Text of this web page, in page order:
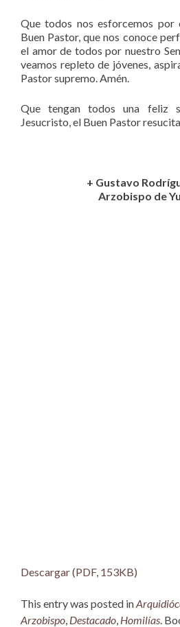
Que todos nos esforcemos por
Buen Pastor, que nos conoce
el amor de todos por nuestro
veamos repleto de jóvenes,
Pastor supremo. Amén.
Que tengan todos una feliz
Jesucristo, el Buen Pastor
+ Gustavo
Arzobispo de
Descargar (PDF, 153KB)
This entry was posted in
Arzobispo Destacado Homilías .